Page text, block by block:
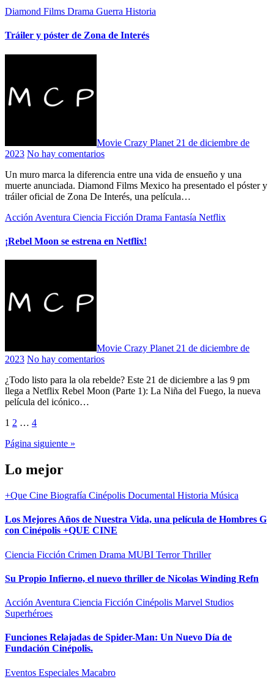
Diamond Films Drama Guerra Historia
Tráiler y póster de Zona de Interés
Movie Crazy Planet 21 de diciembre de
2023 No hay comentarios
Un muro marca la diferencia entre una vida de ensueño y una
muerte anunciada. Diamond Films Mexico ha presentado el póster y
tráiler oficial de Zona De Interés, una película…
Acción Aventura Ciencia Ficción Drama Fantasía Netflix
¡Rebel Moon se estrena en Netflix!
Movie Crazy Planet 21 de diciembre de
2023 No hay comentarios
¿Todo listo para la ola rebelde? Este 21 de diciembre a las 9 pm
llega a Netflix Rebel Moon (Parte 1): La Niña del Fuego, la nueva
película del icónico…
Paginación
de
1 2 … 4
Página siguiente »
Lo mejor
+Que Cine Biografía Cinépolis Documental Historia Música
Los Mejores Años de Nuestra Vida, una película de Hombres G
con Cinépolis +QUE CINE
Ciencia Ficción Crimen Drama MUBI TerrorThriller
Su Propio Infierno, el nuevo thriller de Nicolas Winding Refn
Acción Aventura Ciencia Ficción Cinépolis Marvel Studios
Superhéroes
Funciones Relajadas de Spider-Man: Un Nuevo Día de
Fundación Cinépolis.
Eventos Especiales Macabro